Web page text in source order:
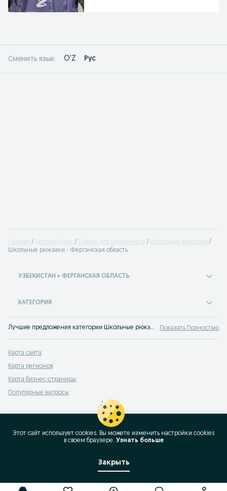
Сменить язык: O'Z Рус
Главная Детский мир Товары для школьников
Школьные рюкзаки
Школьные рюкзаки - Ферганская область
УЗБЕКИСТАН » ФЕРГАНСКАЯ ОБЛАСТЬ
КАТЕГОРИЯ
Лучшие предложения категории Школьные рюкзаки Ферганская область. Большой выбор товаров и услуг по выгодным ценам на OLX! Множество предложений на OLX.uz! Показать Полностью
Карта сайта
Карта регионов
Карта бизнес-страницы
Популярные запросы
Этот сайт использует cookies. Вы можете изменить настройки cookies
в своeм браузере. Узнать больше
Закрыть